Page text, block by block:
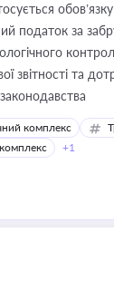
податок за
звітності та
комплекс
+1